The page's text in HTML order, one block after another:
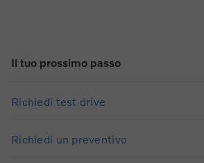
Il tuo prossimo passo
Richiedi test drive
Richiedi un preventivo